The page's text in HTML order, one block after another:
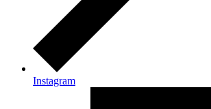
Instagram